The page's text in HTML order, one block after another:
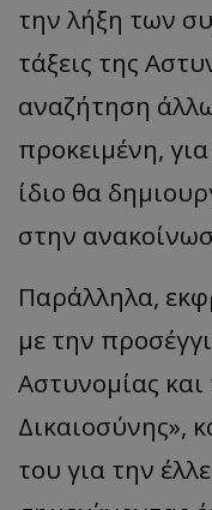
την λήξη των
τάξεις της
αναζήτηση
προκειμένη,
ίδιο θα
στην
Παράλληλα,
με την
Αστυνομίας
Δικαιοσύνης»,
του για την